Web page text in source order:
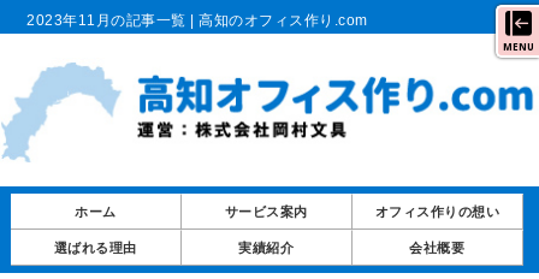
2023年11月の記事一覧 | 高知のオフィス作り.com
MENU
ホーム サービス案内 オフィス作りの想い
選ばれる理由 実績紹介 会社概要